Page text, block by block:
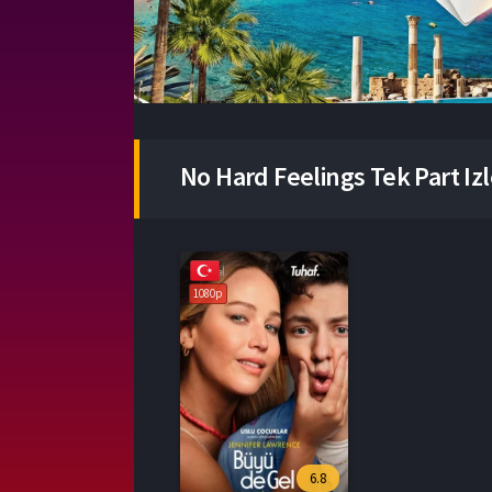
No Hard Feelings Tek Part
1080p
6.8